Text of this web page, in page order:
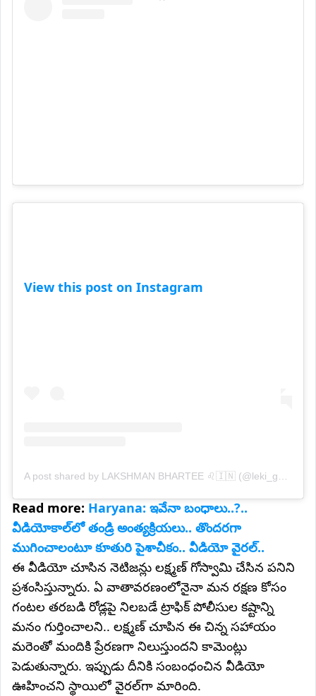
View this post on Instagram
Read more: Haryana: ఇవేనా బంధాలు..?..
వీడియోకాల్‌లో తండ్రి అంత్యక్రియలు.. తొందరగా
ముగించాలంటూ కూతురి పైశాచీకం.. వీడియో వైరల్..
ఈ వీడియో చూసిన నెటిజన్లు లక్ష్మణ్ గోస్వామి చేసిన పనిని
ప్రశంసిస్తున్నారు. ఏ వాతావరణంలోనైనా మన రక్షణ కోసం
గంటల తరబడి రోడ్లపై నిలబడే ట్రాఫిక్ పోలీసుల కష్టాన్ని
మనం గుర్తించాలని.. లక్ష్మణ్ చూపిన ఈ చిన్న సహాయం
మరెంతో మందికి ప్రేరణగా నిలుస్తుందని కామెంట్లు
పెడుతున్నారు. ఇప్పుడు దీనికి సంబంధంచిన వీడియో
ఊహించని స్థాయిలో వైరల్‌గా మారింది.